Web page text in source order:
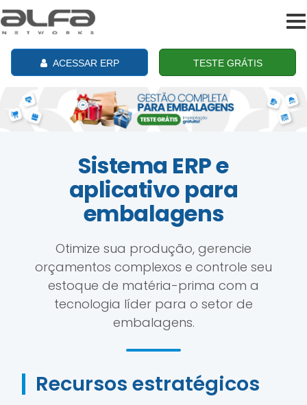
ACESSAR ERP TESTE GRÁTIS
Sistema ERP e
aplicativo para
embalagens
Otimize sua produção, gerencie
orçamentos complexos e controle seu
estoque de matéria-prima com a
tecnologia líder para o setor de
embalagens.
Recursos estratégicos